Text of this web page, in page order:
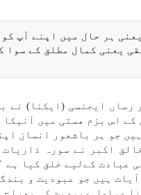
يعنی ہر حال میں اپنے آپ
يعنی كمال مطلق كے سوا
رساں ايجنسی (ايكنا) نے
كے اس بزم ھستی میں آنيكا
ہیں جو ہر باشعور انسان
عبادت كےلیے خلق كيا ہے ٬٬
آيات ہیں جو عبوديت و